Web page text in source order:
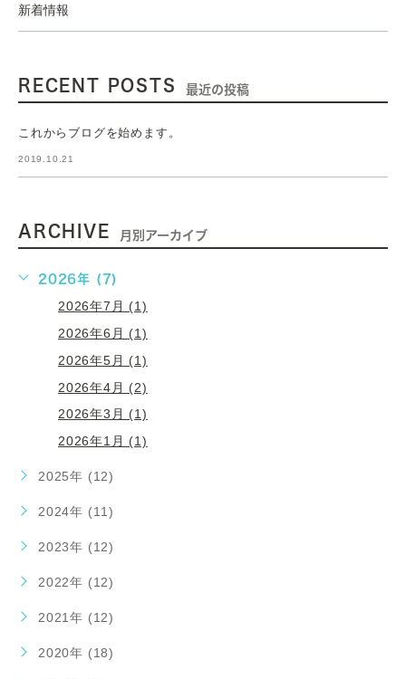
新着情報
RECENT POSTS 最近の投稿
これからブログを始めます。
2019.10.21
ARCHIVE 月別アーカイブ
2026年 (7)
2026年7月 (1)
2026年6月 (1)
2026年5月 (1)
2026年4月 (2)
2026年3月 (1)
2026年1月 (1)
2025年 (12)
2024年 (11)
2023年 (12)
2022年 (12)
2021年 (12)
2020年 (18)